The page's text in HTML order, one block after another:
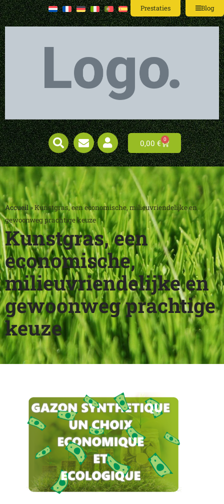
Prestaties Blog
0,00 € 0
Accueil»Kunstgras, een economische, milieuvriendelijke en
gewoonweg prachtige keuze
Kunstgras, een
economische,
milieuvriendelijke en
gewoonweg prachtige
keuze